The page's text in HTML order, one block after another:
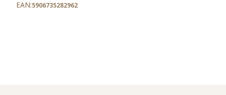
5906735282962